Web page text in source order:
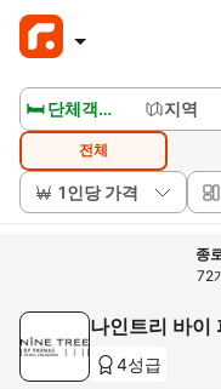
🛏️ 단체객실보기 지역
전체
1인당 가격
종
72
나인트리 바이
4성급